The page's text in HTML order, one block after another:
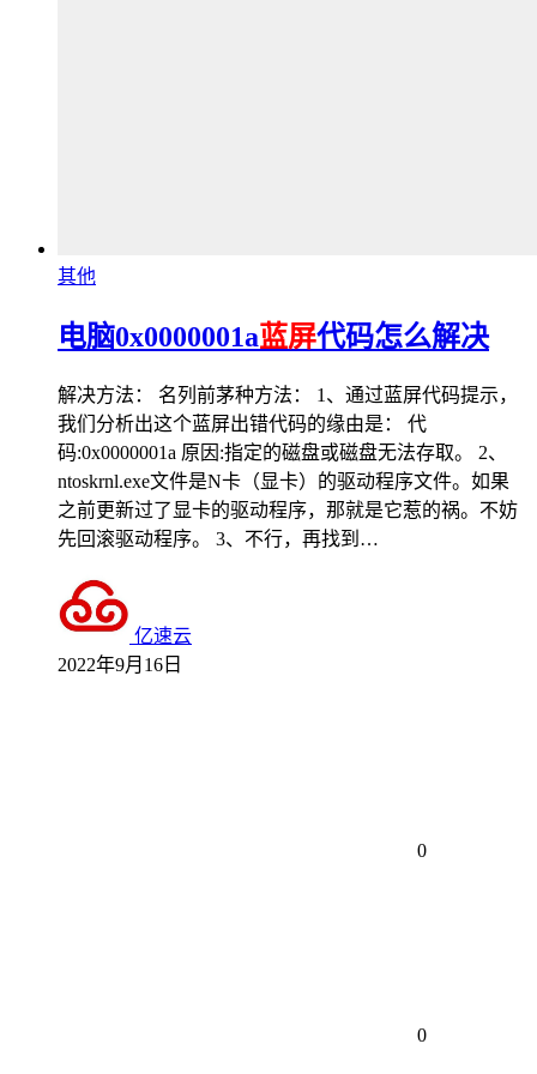
其他
电脑0x0000001a蓝屏代码怎么解决
解决方法： 名列前茅种方法： 1、通过蓝屏代码提示，
我们分析出这个蓝屏出错代码的缘由是： 代
码:0x0000001a 原因:指定的磁盘或磁盘无法存取。 2、
ntoskrnl.exe文件是N卡（显卡）的驱动程序文件。如果
之前更新过了显卡的驱动程序，那就是它惹的祸。不妨
先回滚驱动程序。 3、不行，再找到…
亿速云
2022年9月16日
0
0